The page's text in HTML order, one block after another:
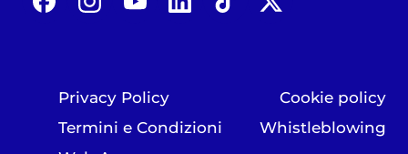
Privacy Policy
Cookie policy
Termini e Condizioni
Whistleblowing